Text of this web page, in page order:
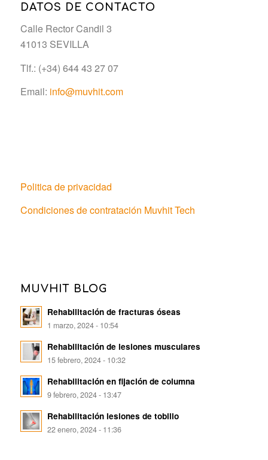
DATOS DE CONTACTO
Calle Rector Candil 3
41013 SEVILLA
Tlf.: (+34) 644 43 27 07
Email: info@muvhit.com
Politica de privacidad
Condiciones de contratación Muvhit Tech
MUVHIT BLOG
Rehabilitación de fracturas óseas
1 marzo, 2024 - 10:54
Rehabilitación de lesiones musculares
15 febrero, 2024 - 10:32
Rehabilitación en fijación de columna
9 febrero, 2024 - 13:47
Rehabilitación lesiones de tobillo
22 enero, 2024 - 11:36